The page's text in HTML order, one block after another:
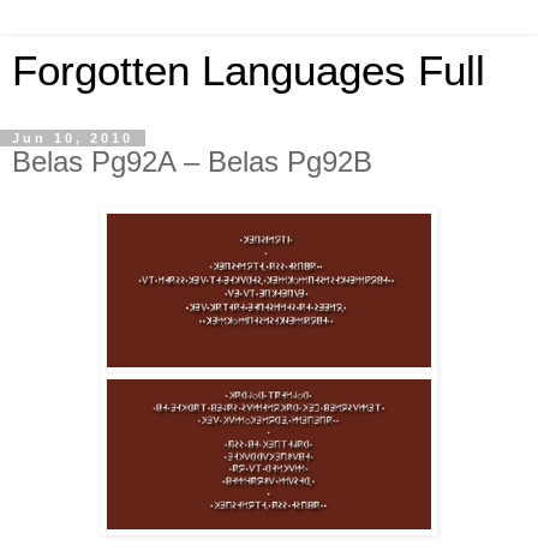
Forgotten Languages Full
Jun 10, 2010
Belas Pg92A – Belas Pg92B